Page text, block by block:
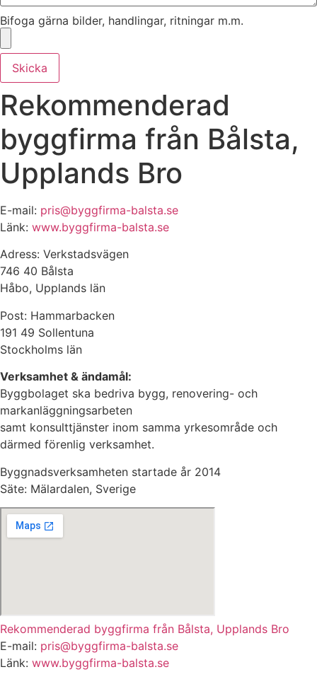
Bifoga gärna bilder, handlingar, ritningar m.m.
Skicka
Rekommenderad
byggfirma från Bålsta,
Upplands Bro
E-mail: pris@byggfirma-balsta.se
Länk: www.byggfirma-balsta.se
Adress: Verkstadsvägen
746 40 Bålsta
Håbo, Upplands län
Post: Hammarbacken
191 49 Sollentuna
Stockholms län
Verksamhet & ändamål:
Byggbolaget ska bedriva bygg, renovering- och
markanläggningsarbeten
samt konsulttjänster inom samma yrkesområde och
därmed förenlig verksamhet.
Byggnadsverksamheten startade år 2014
Säte: Mälardalen, Sverige
Rekommenderad byggfirma från Bålsta, Upplands Bro
E-mail: pris@byggfirma-balsta.se
Länk: www.byggfirma-balsta.se